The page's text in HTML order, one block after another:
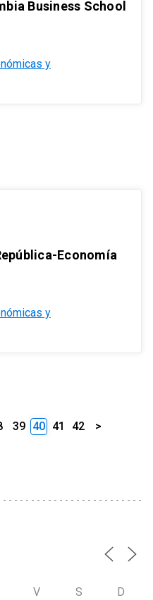
Business School
y
Economía
y
39 40 41 42 >
V S D